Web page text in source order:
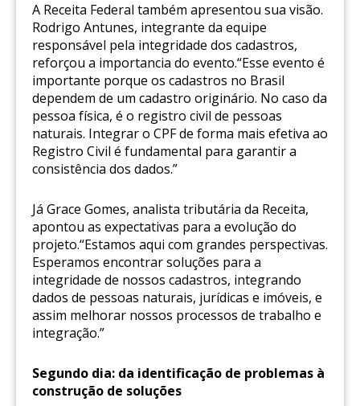
A Receita Federal também apresentou sua visão.
Rodrigo Antunes, integrante da equipe
responsável pela integridade dos cadastros,
reforçou a importancia do evento.“Esse evento é
importante porque os cadastros no Brasil
dependem de um cadastro originário. No caso da
pessoa física, é o registro civil de pessoas
naturais. Integrar o CPF de forma mais efetiva ao
Registro Civil é fundamental para garantir a
consistência dos dados.”
Já Grace Gomes, analista tributária da Receita,
apontou as expectativas para a evolução do
projeto.“Estamos aqui com grandes perspectivas.
Esperamos encontrar soluções para a
integridade de nossos cadastros, integrando
dados de pessoas naturais, jurídicas e imóveis, e
assim melhorar nossos processos de trabalho e
integração.”
Segundo dia: da identificação de problemas à
construção de soluções